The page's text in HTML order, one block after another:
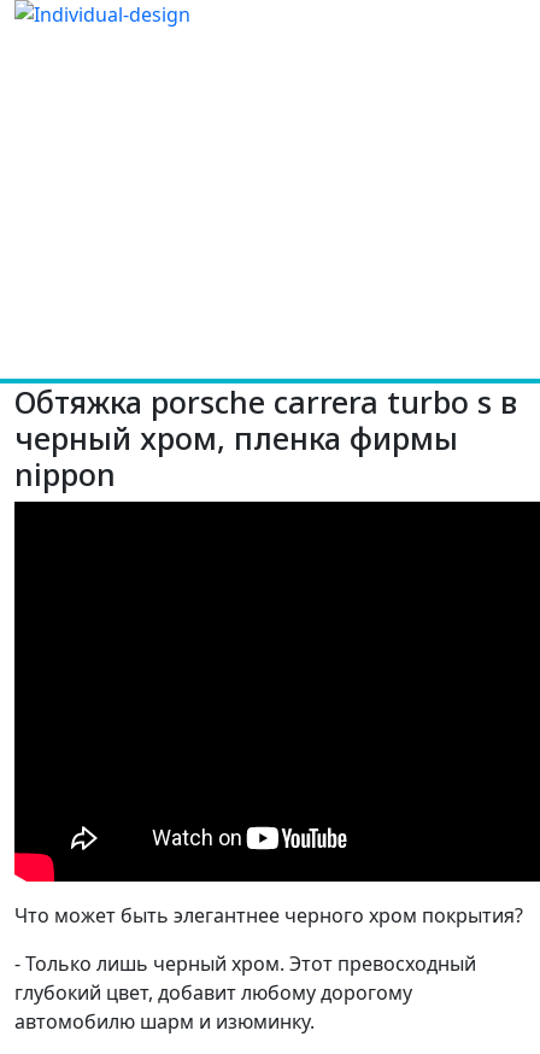
Обтяжка porsche carrera turbo s в
черный хром, пленка фирмы
nippon
Что может быть элегантнее черного хром покрытия?
- Только лишь черный хром. Этот превосходный
глубокий цвет, добавит любому дорогому
автомобилю шарм и изюминку.